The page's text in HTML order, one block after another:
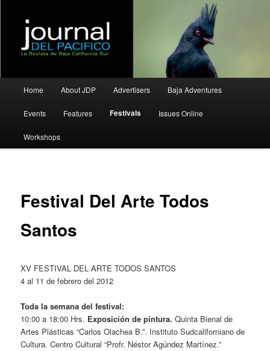
Journal del Pacifico
Skip
to
primary
Skip
to
secondary
Home About JDP Advertisers Baja Adventures
Events Features Festivals Issues Online
Workshops
Festival Del Arte Todos
Santos
XV FESTIVAL DEL ARTE TODOS SANTOS
4 al 11 de febrero del 2012
Toda la semana del festival:
10:00 a 18:00 Hrs. Exposición de pintura.Quinta Bienal de
Artes Plásticas “Carlos Olachea B.”. Instituto Sudcaliforniano de
Cultura. Centro Cultural “Profr. Néstor Agúndez Martínez.”